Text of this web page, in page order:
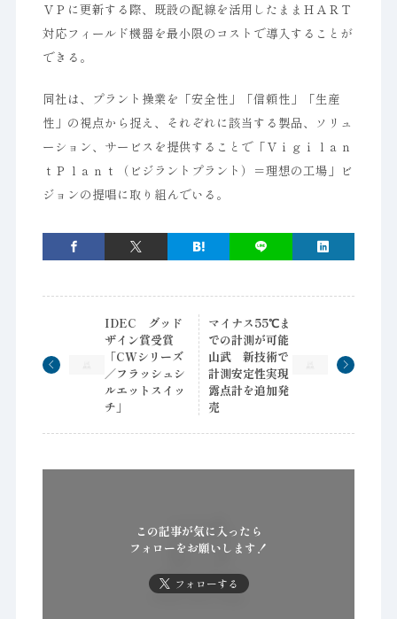
ＶＰに更新する際、既設の配線を活用したままＨＡＲＴ
対応フィールド機器を最小限のコストで導入することが
できる。
同社は、プラント操業を「安全性」「信頼性」「生産
性」の視点から捉え、それぞれに該当する製品、ソリュ
ーション、サービスを提供することで「Ｖｉｇｉｌａｎ
ｔＰｌａｎｔ（ビジラントプラント）＝理想の工場」ビ
ジョンの提唱に取り組んでいる。
IDEC グッド
ザイン賞受賞
「CWシリーズ
／フラッシュシ
ルエットスイッ
チ」
マイナス55℃ま
での計測が可能
山武 新技術で
計測安定性実現
露点計を追加発
売
この記事が気に入ったら
フォローをお願いします！
フォローする